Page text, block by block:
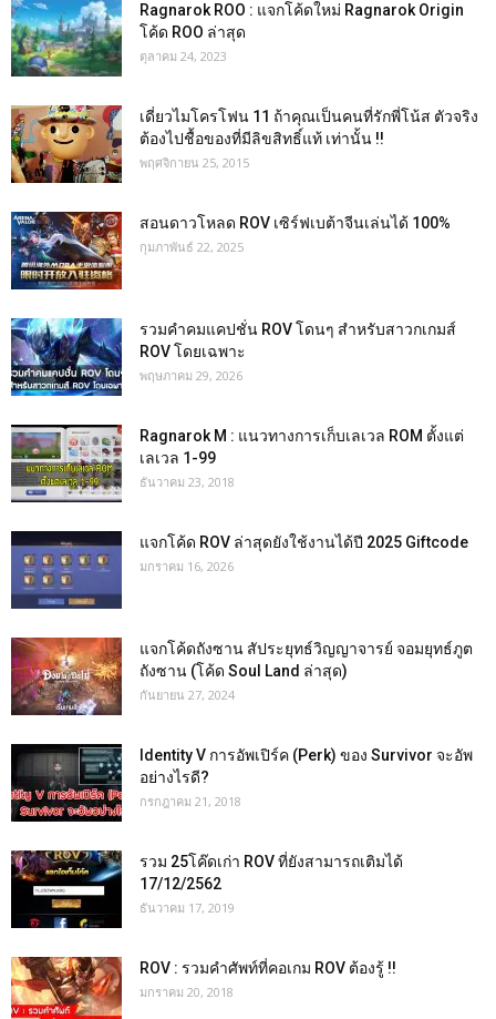
Ragnarok ROO : แจกโค้ดใหม่ Ragnarok Origin
โค้ด ROO ล่าสุด
ตุลาคม 24, 2023
เดี่ยวไมโครโฟน 11 ถ้าคุณเป็นคนที่รักพี่โน้ส ตัวจริง
ต้องไปชื้อของที่มีลิขสิทธิ์แท้ เท่านั้น !!
พฤศจิกายน 25, 2015
สอนดาวโหลด ROV เซิร์ฟเบต้าจีนเล่นได้ 100%
กุมภาพันธ์ 22, 2025
รวมคำคมแคปชั่น ROV โดนๆ สำหรับสาวกเกมส์
ROV โดยเฉพาะ
พฤษภาคม 29, 2026
Ragnarok M : แนวทางการเก็บเลเวล ROM ตั้งแต่
เลเวล 1-99
ธันวาคม 23, 2018
แจกโค้ด ROV ล่าสุดยังใช้งานได้ปี 2025 Giftcode
มกราคม 16, 2026
แจกโค้ดถังซาน สัประยุทธ์วิญญาจารย์ จอมยุทธ์ภูต
ถังซาน (โค้ด Soul Land ล่าสุด)
กันยายน 27, 2024
Identity V การอัพเปิร์ค (Perk) ของ Survivor จะอัพ
อย่างไรดี?
กรกฎาคม 21, 2018
รวม 25โค๊ดเก่า ROV ที่ยังสามารถเติมได้
17/12/2562
ธันวาคม 17, 2019
ROV : รวมคำศัพท์ที่คอเกม ROV ต้องรู้ !!
มกราคม 20, 2018